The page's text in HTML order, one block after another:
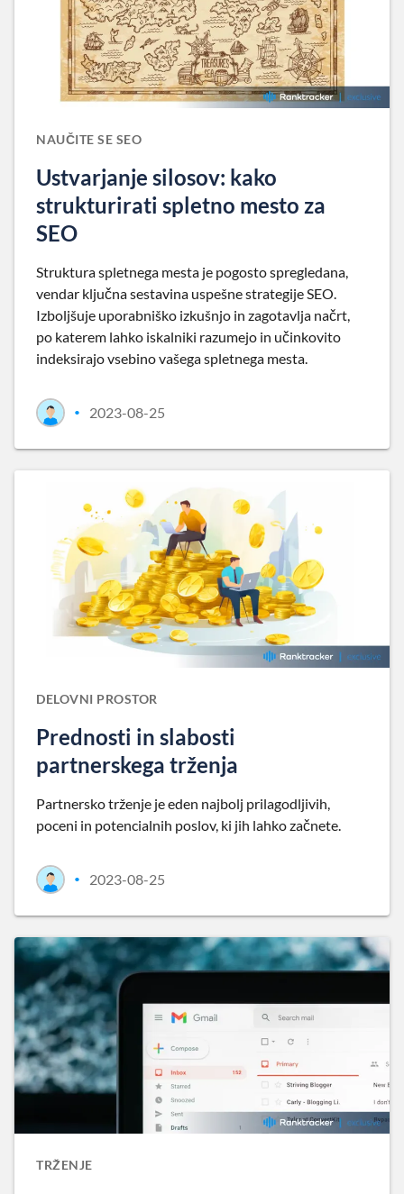
NAUČITE SE SEO
Ustvarjanje silosov: kako
strukturirati spletno mesto za
SEO
Struktura spletnega mesta je pogosto spregledana,
vendar ključna sestavina uspešne strategije SEO.
Izboljšuje uporabniško izkušnjo in zagotavlja načrt,
po katerem lahko iskalniki razumejo in učinkovito
indeksirajo vsebino vašega spletnega mesta.
• 2023-08-25
DELOVNI PROSTOR
Prednosti in slabosti
partnerskega trženja
Partnersko trženje je eden najbolj prilagodljivih,
poceni in potencialnih poslov, ki jih lahko začnete.
• 2023-08-25
TRŽENJE